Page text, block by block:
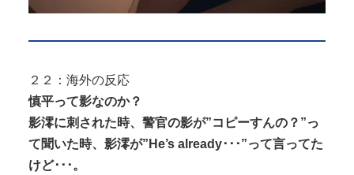
２２：海外の反応
慎平って影なのか？
影澪に刺された時、警官の影が”コピーすんの？”っ
て聞いた時、影澪が”He’s already･･･”って言ってた
けど･･･。